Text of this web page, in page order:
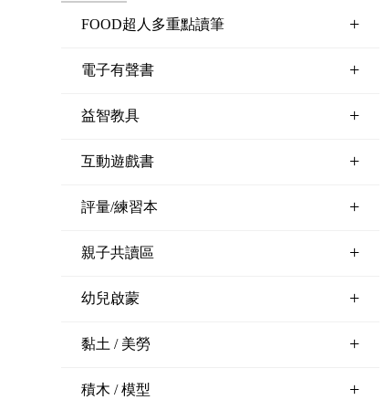
FOOD超人多重點讀筆 +
電子有聲書 +
益智教具 +
互動遊戲書 +
評量/練習本 +
親子共讀區 +
幼兒啟蒙 +
黏土 / 美勞 +
積木 / 模型 +